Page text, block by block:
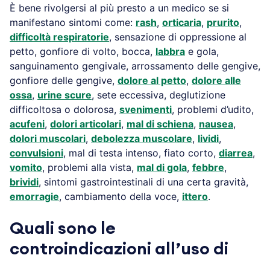
È bene rivolgersi al più presto a un medico se si
manifestano sintomi come: rash, orticaria, prurito,
difficoltà respiratorie, sensazione di oppressione al
petto, gonfiore di volto, bocca, labbra e gola,
sanguinamento gengivale, arrossamento delle gengive,
gonfiore delle gengive, dolore al petto, dolore alle
ossa, urine scure, sete eccessiva, deglutizione
difficoltosa o dolorosa, svenimenti, problemi d’udito,
acufeni, dolori articolari, mal di schiena, nausea,
dolori muscolari, debolezza muscolare, lividi,
convulsioni, mal di testa intenso, fiato corto, diarrea,
vomito, problemi alla vista, mal di gola, febbre,
brividi, sintomi gastrointestinali di una certa gravità,
emorragie, cambiamento della voce, ittero.
Quali sono le
controindicazioni all’uso di